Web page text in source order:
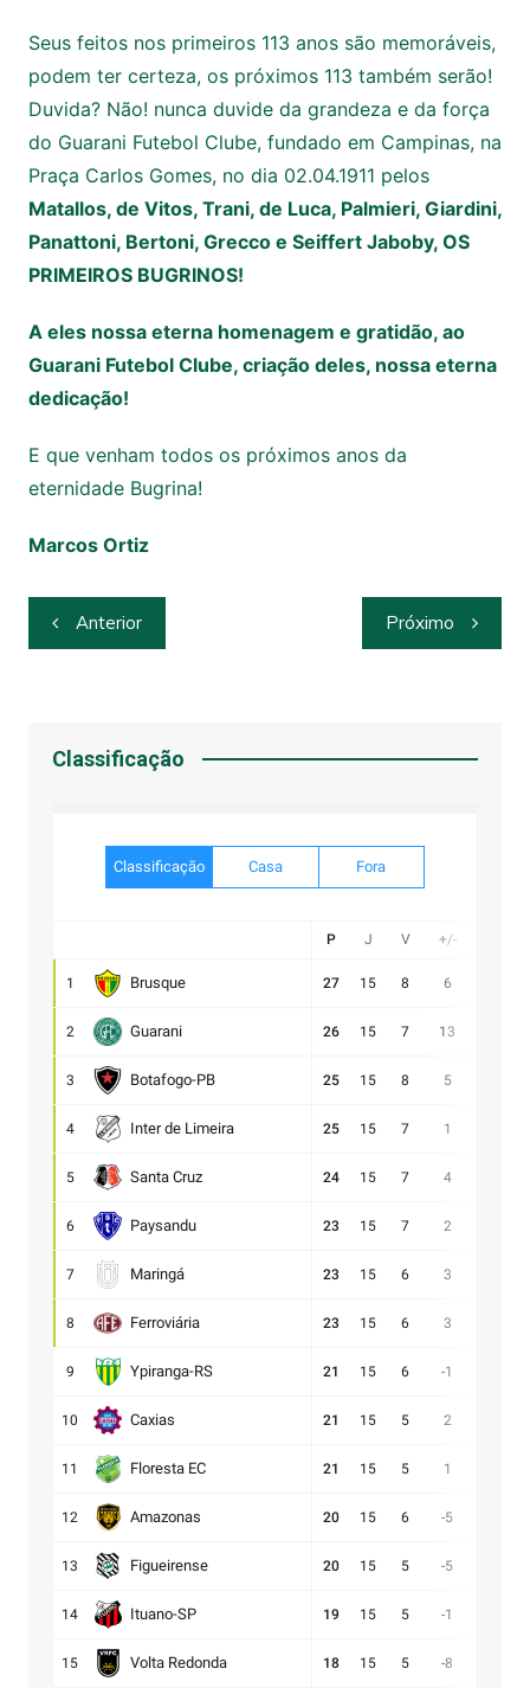
Seus feitos nos primeiros 113 anos são memoráveis,
podem ter certeza, os próximos 113 também serão!
Duvida? Não! nunca duvide da grandeza e da força
do Guarani Futebol Clube, fundado em Campinas, na
Praça Carlos Gomes, no dia 02.04.1911 pelos
Matallos, de Vitos, Trani, de Luca, Palmieri, Giardini,
Panattoni, Bertoni, Grecco e Seiffert Jaboby, OS
PRIMEIROS BUGRINOS!
A eles nossa eterna homenagem e gratidão, ao
Guarani Futebol Clube, criação deles, nossa eterna
dedicação!
E que venham todos os próximos anos da
eternidade Bugrina!
Marcos Ortiz
Navegação
de
Anterior Próximo
Classificação
Classificação Casa Fora
P J V +/-
1 Brusque 27 15 8 6
2 Guarani 26 15 7 13
3 Botafogo-PB 25 15 8 5
4 Inter de Limeira 25 15 7 1
5 Santa Cruz 24 15 7 4
6 Paysandu 23 15 7 2
7 Maringá 23 15 6 3
8 Ferroviária 23 15 6 3
9 Ypiranga-RS 21 15 6 -1
10 Caxias 21 15 5 2
11 Floresta EC 21 15 5 1
12 Amazonas 20 15 6 -5
13 Figueirense 20 15 5 -5
14 Ituano-SP 19 15 5 -1
15 Volta Redonda 18 15 5 -8